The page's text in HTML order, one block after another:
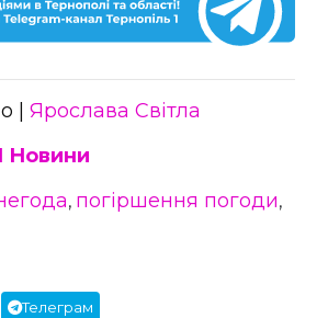
| Ярослава Світла
Новини
, погіршення погоди,
Телеграм